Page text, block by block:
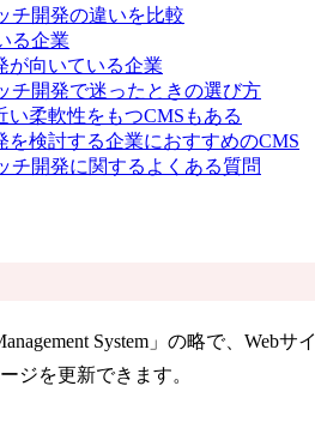
チ開発の違いを比較
る企業
が向いている企業
チ開発で迷ったときの選び方
い柔軟性をもつCMSもある
を検討する企業におすすめのCMS
チ開発に関するよくある質問
System」の略で、
ジを更新できます。